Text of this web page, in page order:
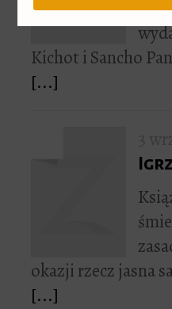
Zeh
Kichot i Sancho
[...]
okazji rzecz jasna
[...]